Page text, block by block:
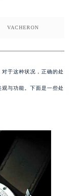
VACHERON
于这种状况，正确的处
与功能。下面是一些处